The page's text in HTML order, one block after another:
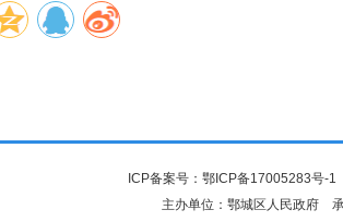
ICP备案号： 鄂ICP备17005283号-1
主办单位：鄂城区人民政府